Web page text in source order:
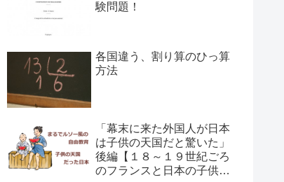
験問題！
各国違う、割り算のひっ算
方法
「幕末に来た外国人が日本
は子供の天国だと驚いた」
後編【１８～１９世紀ごろ
のフランスと日本の子供の